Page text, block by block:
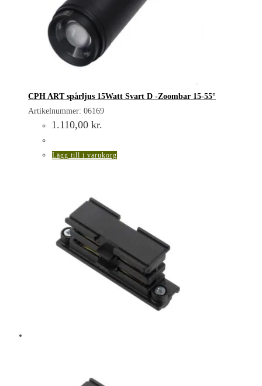
CPH ART spårljus 15Watt Svart D -Zoombar 15-55°
Artikelnummer: 06169
1.110,00 kr.
Lägg till i varukorg